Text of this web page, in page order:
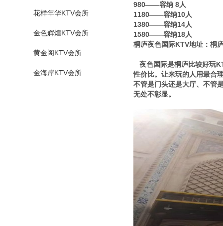
花样年华KTV会所
金色辉煌KTV会所
黄金阁KTV会所
金海岸KTV会所
980——容纳 8人
1180——容纳10人
1380——容纳14人
1580——容纳18人
桐庐夜色国际KTV地址：桐
夜色国际是桐庐比较好玩
性价比。让来玩的人用最合
不管是门头还是大厅、不管
无处不彰显。